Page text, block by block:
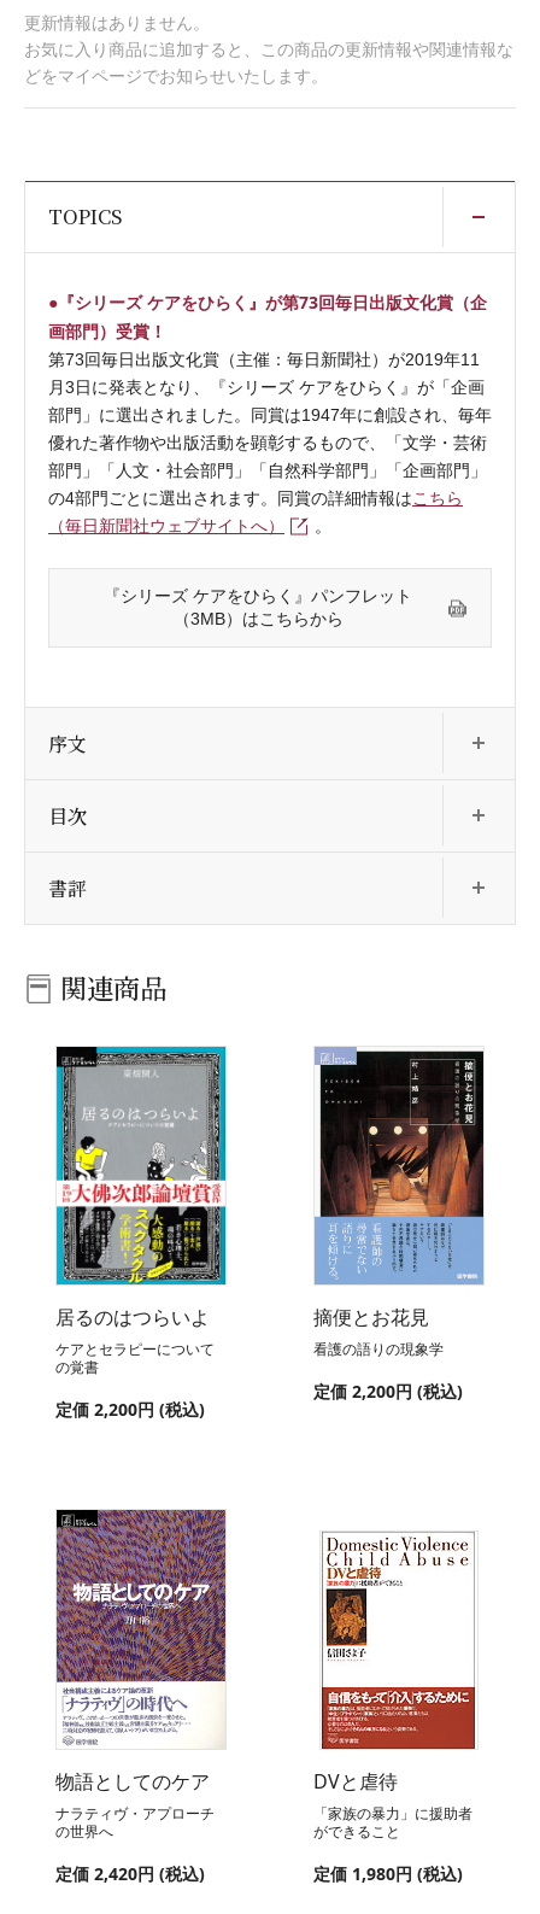
更新情報はありません。
お気に入り商品に追加すると、この商品の更新情報や関連情報な
どをマイページでお知らせいたします。
TOPICS
●『シリーズ ケアをひらく』が第73回毎日出版文化賞（企
画部門）受賞！
第73回毎日出版文化賞（主催：毎日新聞社）が2019年11
月3日に発表となり、『シリーズ ケアをひらく』が「企画
部門」に選出されました。同賞は1947年に創設され、毎年
優れた著作物や出版活動を顕彰するもので、「文学・芸術
部門」「人文・社会部門」「自然科学部門」「企画部門」
の4部門ごとに選出されます。同賞の詳細情報はこちら
（毎日新聞社ウェブサイトへ）
。
『シリーズ ケアをひらく』パンフレット
（3MB）はこちらから
序文
目次
書評
関連商品
居るのはつらいよ
ケアとセラピーについて
の覚書
定価 2,200円 (税込)
摘便とお花見
看護の語りの現象学
定価 2,200円 (税込)
物語としてのケア
ナラティヴ・アプローチ
の世界へ
定価 2,420円 (税込)
DVと虐待
「家族の暴力」に援助者
ができること
定価 1,980円 (税込)